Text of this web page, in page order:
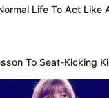
Life To Act Like
To Seat-Kicking